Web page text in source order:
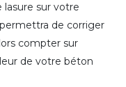
lasure sur votre
de corriger
compter sur
de votre béton